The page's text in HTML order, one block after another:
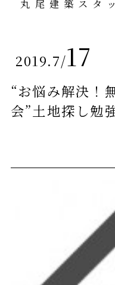
丸尾建築スタ
2019.7/17
“お悩み解決！
会”土地探し勉